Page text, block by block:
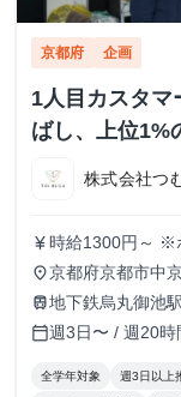
京都府 企画
1人目カスタマ
ばし、上位1%
株式会社つ
currency_yen 時給1300円～ ※ポジションによって、固定給+インセンティ
ブという形態も
place京都府京都市中
ビル7階
train地下鉄烏丸御池
calendar_today週3日〜 / 週20時
全学年対象 週3日以上